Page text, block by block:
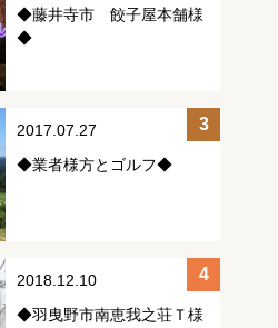
◆藤井寺市 餃子屋本舗様
◆
2017.07.27
◆業者様方とゴルフ◆
2018.12.10
◆羽曳野市南恵我之荘Ｔ様